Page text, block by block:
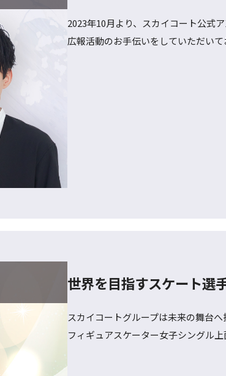
2023年10月より、スカイコート公式
広報活動のお手伝いをしていただいて
世界を目指すスケート選
スカイコートグループは未来の舞台へ
フィギュアスケーター女子シングル